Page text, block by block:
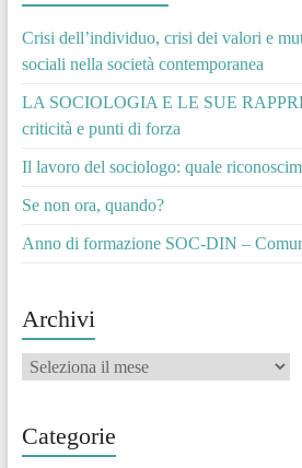
Crisi dell’individuo, crisi dei valori e
sociali nella società contemporanea
LA SOCIOLOGIA E LE SUE
criticità e punti di forza
Il lavoro del sociologo: quale
Se non ora, quando?
Anno di formazione SOC-DIN –
Archivi
Archivi
Categorie